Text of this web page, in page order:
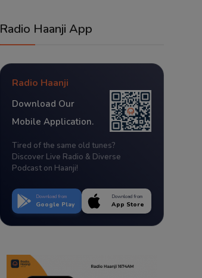
Radio Haanji App
Radio Haanji
Download Our
Mobile Application.
Tired of the same old tunes?
Discover Live Radio & Diverse
Podcast on Haanji!
Download from
Google Play
Download from
App Store